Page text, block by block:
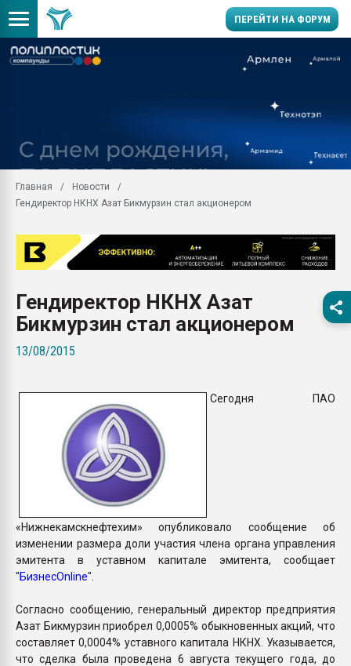
ПЕРЕЙТИ НА ФОРУМ
умельцы изготовили
Продажа готового
производство SPC
29.07.2026 ФРП помог
Помощь в подборе
ближайшее
Подмосковье, Москва
28.07.2026
28.07.2026
ситуацией на
Главная
Новости
Гендиректор НКНХ Азат Бикмурзин стал акционером
Гендиректор НКНХ Азат
Бикмурзин стал акционером
13/08/2015
Сегодня ПАО
«Нижнекамскнефтехим» опубликовало сообщение об
изменении размера доли участия члена органа управления
эмитента в уставном капитале эмитента, сообщает
"БизнесOnline".
Согласно сообщению, генеральный директор предприятия
Азат Бикмурзин приобрел 0,0005% обыкновенных акций, что
составляет 0,0004% уставного капитала НКНХ. Указывается,
что сделка была проведена 6 августа текущего года, до